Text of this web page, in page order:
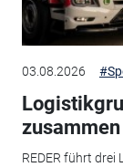
03.08.2026
zusammen
REDER führt drei